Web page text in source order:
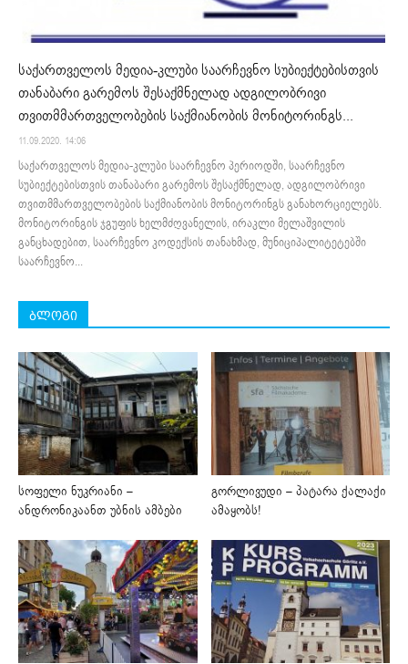
საქართველოს მედია-კლუბი საარჩევნო სუბიექტებისთვის
თანაბარი გარემოს შესაქმნელად ადგილობრივი
თვითმმართველობების საქმიანობის მონიტორინგს...
11.09.2020. 14:06
საქართველოს მედია-კლუბი საარჩევნო პერიოდში, საარჩევნო
სუბიექტებისთვის თანაბარი გარემოს შესაქმნელად, ადგილობრივი
თვითმმართველობების საქმიანობის მონიტორინგს განახორციელებს.
მონიტორინგის ჯგუფის ხელმძღვანელის, ირაკლი მელაშვილის
განცხადებით, საარჩევნო კოდექსის თანახმად, მუნიციპალიტეტებში
საარჩევნო...
ბლოგი
სოფელი ნუკრიანი –
ანდრონიკაანთ უბნის ამბები
გორლივუდი – პატარა ქალაქი
ამაყობს!